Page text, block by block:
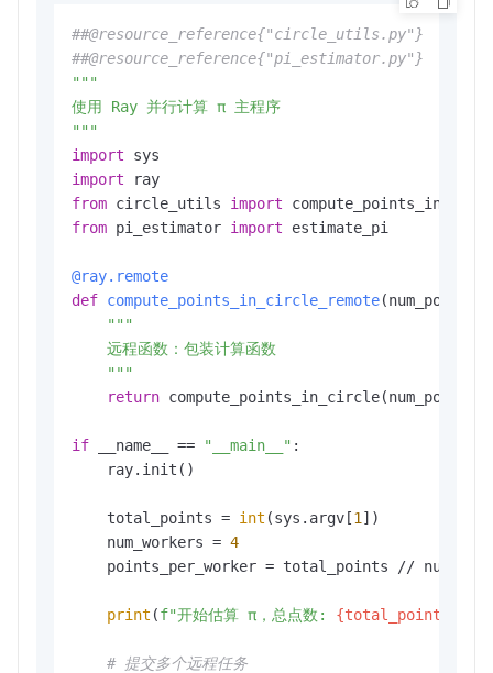
##@resource_reference{"circle_utils.py"}
##@resource_reference{"pi_estimator.py"}
"""
使用 Ray 并行计算 π 主程序
"""
import
import
from circle_utils import
from pi_estimator import estimate_pi
@ray.remote
def compute_points_in_circle_remote(num_points:
"""
    远程函数：包装计算函数
    """
return compute_points_in_circle(num_points)
if __name__ == "__main__" :
    ray.init()
    total_points =
int (sys.argv[1 ])
    num_workers =
4
points_per_worker = total_points //
print (f"开始估算 π，总点数: {total_points:,}
# 提交多个远程任务